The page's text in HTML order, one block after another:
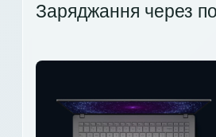
Заряджання через